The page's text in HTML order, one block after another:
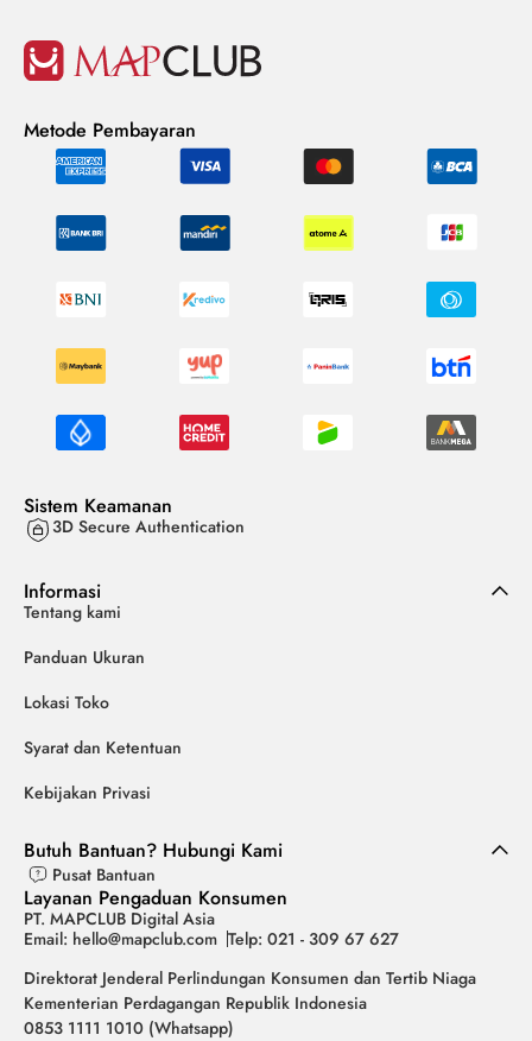
Metode Pembayaran
Sistem Keamanan
3D Secure Authentication
Informasi
Tentang kami
Panduan Ukuran
Lokasi Toko
Syarat dan Ketentuan
Kebijakan Privasi
Butuh Bantuan? Hubungi Kami
Pusat Bantuan
Layanan Pengaduan Konsumen
PT. MAPCLUB Digital Asia
Email: hello@mapclub.com Telp: 021 - 309 67 627
Direktorat Jenderal Perlindungan Konsumen dan Tertib Niaga
Kementerian Perdagangan Republik Indonesia
0853 1111 1010 (Whatsapp)